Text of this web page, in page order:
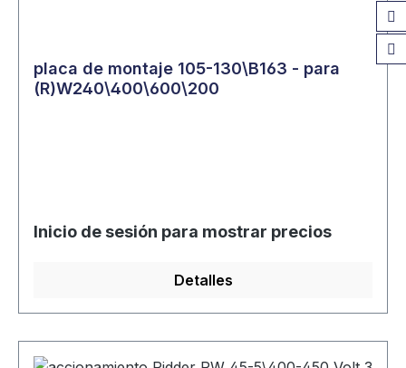
placa de montaje 105-130\B163 - para
(R)W240\400\600\200
Inicio de sesión para mostrar precios
Detalles